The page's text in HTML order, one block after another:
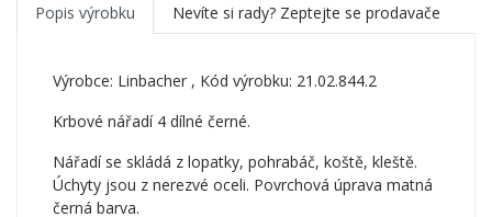
Popis výrobku Nevíte si rady? Zeptejte se prodavače
Výrobce: Linbacher , Kód výrobku: 21.02.844.2
Krbové nářadí 4 dílné černé.
Nářadí se skládá z lopatky, pohrabáč, koště, kleště.
Úchyty jsou z nerezvé oceli. Povrchová úprava matná
černá barva.